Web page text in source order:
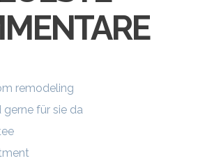
remodeling
gerne für sie da